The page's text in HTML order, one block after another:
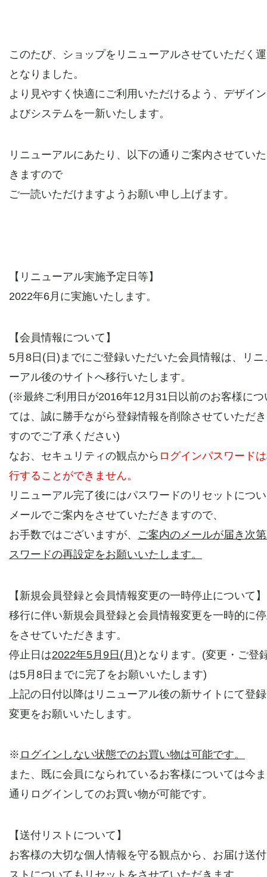
このたび、ショップをリニューアルさせていただく
となりました。
より見やすく快適にご利用いただけるよう、デザイ
よびシステムを一新いたします。
リニューアルにあたり、以下の通りご案内させてい
きますので
ご一読いただけますようお願い申し上げます。
【リニューアル実施予定日等】
2022年6月に実施いたします。
【会員情報について】
5月8日(日)までにご登録いただいた会員情報は、リニ
ーアル後のサイトへ移行いたします。
(※最終ご利用日が2016年12月31日以前のお客様につ
ては、誠に勝手ながら登録情報を削除させていただ
すのでご了承ください)
なお、セキュリティの観点から ログインパスワード
行することができません。
リニューアル完了後にはパスワードのリセットにつ
メールでご案内をさせていただきますので、
お手数ではございますが、 ご案内のメールが届き次
スワードの再設定をお願いいたします。
【新規会員登録と会員情報変更の一時停止について】
移行に伴い新規会員登録と会員情報変更を一時的に
をさせていただきます。
停止日は2022年5月9日(月) となります。(変更・ご登
は5月8日までに完了をお願いいたします)
上記の日付以降はリニューアル後の新サイトにて登
変更をお願いいたします。
※ ログインしない状態でのお買い物は可能です。
また、既に会員になられているお客様については今
通りログインしてのお買い物が可能です。
【送付リストについて】
お客様の大切な個人情報を守る観点から、お届け送